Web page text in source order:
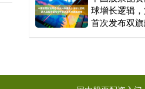
球增长逻辑
首次发布双